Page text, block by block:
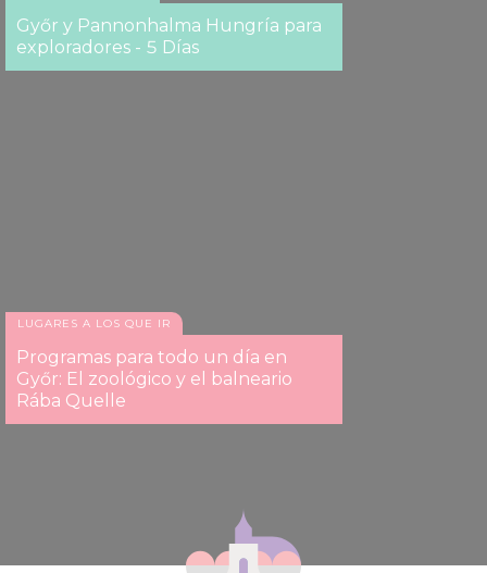
Győr y Pannonhalma Hungría para
exploradores - 5 Días
LUGARES A LOS QUE IR
Programas para todo un día en
Győr: El zoológico y el balneario
Rába Quelle